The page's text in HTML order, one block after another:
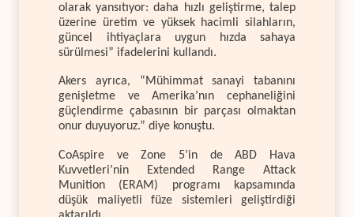
olarak yansıtıyor: daha hızlı geliştirme, talep
üzerine üretim ve yüksek hacimli silahların,
güncel ihtiyaçlara uygun hızda sahaya
sürülmesi” ifadelerini kullandı.
Akers ayrıca, “Mühimmat sanayi tabanını
genişletme ve Amerika’nın cephaneliğini
güçlendirme çabasının bir parçası olmaktan
onur duyuyoruz.” diye konuştu.
CoAspire ve Zone 5’in de
ABD Hava
Kuvvetleri’nin Extended Range Attack
Munition (ERAM) programı kapsamında
düşük maliyetli füze sistemleri geliştirdiği